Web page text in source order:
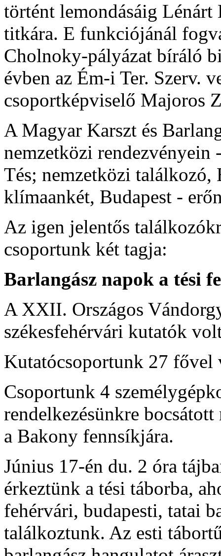
történt lemondásáig
titkára. E funkciójánál
Cholnoky-pályázat bíráló
évben az Ém-i Ter. Szerv.
csoportképviselő Majoros
A Magyar Karszt és
nemzetközi
Tés; nemzetközi
klímaankét, Budapest -
Az igen jelentős
csoportunk két tagja:
Barlangász napok a tési
A XXII. Országos
székesfehérvári kutatók
Kutatócsoportunk 27 fővel
Csoportunk 4
rendelkezésünkre
a Bakony fennsíkjára.
Június 17-én du. 2 óra
érkeztünk a tési táborba,
fehérvári, budapesti, tatai
találkoztunk. Az esti